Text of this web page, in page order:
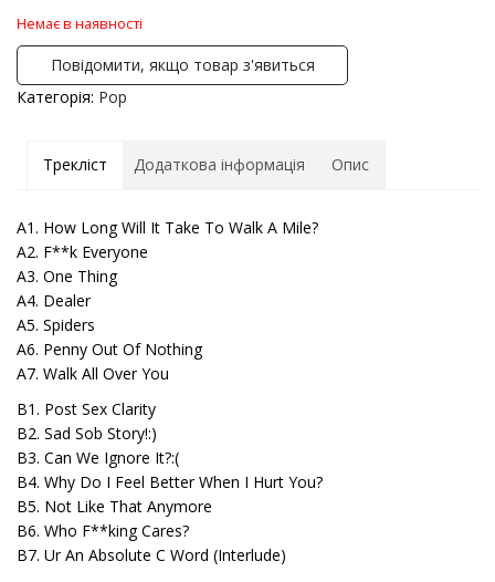
Немає в наявності
Повідомити, якщо товар з'явиться
Категорія: Pop
Трекліст Додаткова інформація Опис
A1. How Long Will It Take To Walk A Mile?
A2. F**k Everyone
A3. One Thing
A4. Dealer
A5. Spiders
A6. Penny Out Of Nothing
A7. Walk All Over You
B1. Post Sex Clarity
B2. Sad Sob Story!:)
B3. Can We Ignore It?:(
B4. Why Do I Feel Better When I Hurt You?
B5. Not Like That Anymore
B6. Who F**king Cares?
B7. Ur An Absolute C Word (Interlude)